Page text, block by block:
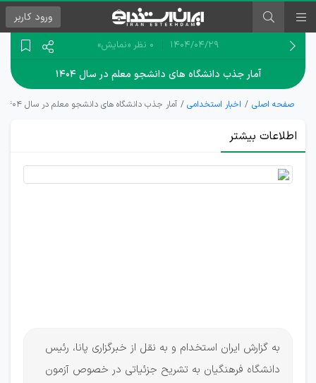
ورود کاربر
۱۴۰۴/۰۴/۲۹ 0 نظر «نمایش»
آمار جذب دانشگاه های دانشجو معلم در سال ۱۴۰۴
صفحه اصلی اخبار استخدامی آمار جذب دانشگاه های دانشجو معلم در سال ۱۴۰۴
اطلاعات بیشتر
جزئیات
به گزارش ایران استخدام و به نقل از خبرگزاری پانا، رئیس
دانشگاه فرهنگیان به تشریح جزئیاتی در خصوص آزمون